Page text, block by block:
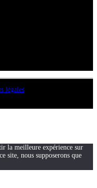
légales
la meilleure expérience sur
site, nous supposerons que